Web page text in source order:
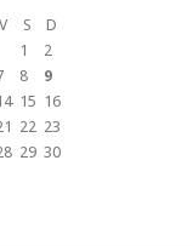
V S
D
1
2
8
9
15 16
22 23
29 30